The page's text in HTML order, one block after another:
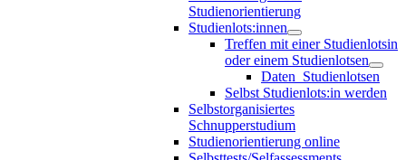
Studienorientierung
Studienlots:innen
Treffen mit einer Studienlotsin
oder einem Studienlotsen
Daten_Studienlotsen
Selbst Studienlots:in werden
Selbstorganisiertes
Schnupperstudium
Studienorientierung online